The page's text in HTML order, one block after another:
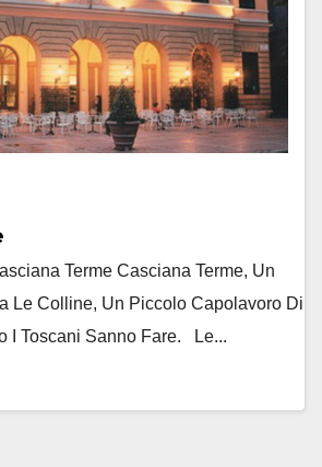
Terme Casciana Terme, Un
Le Colline, Un Piccolo Capolavoro Di
I Toscani Sanno Fare. Le...